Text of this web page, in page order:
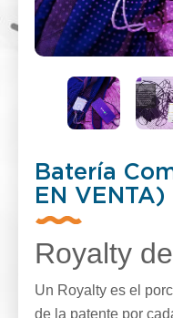
Batería
EN VENTA)
Royalty
Un Royalty es el
de la patente por